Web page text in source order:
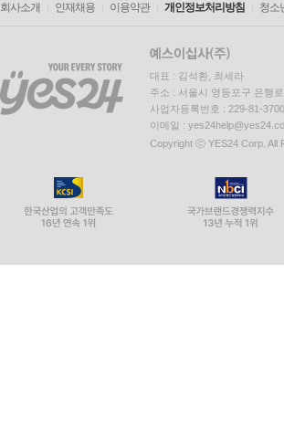
회사소개 인재채용 이용약관 개인정보처리방침 청소
대표 : 김석환, 최세라
주소 : 서울시 영등포구 은행
사업자등록번호 : 229-81-
이메일 :
Copyright ⓒ YES24 Corp. All